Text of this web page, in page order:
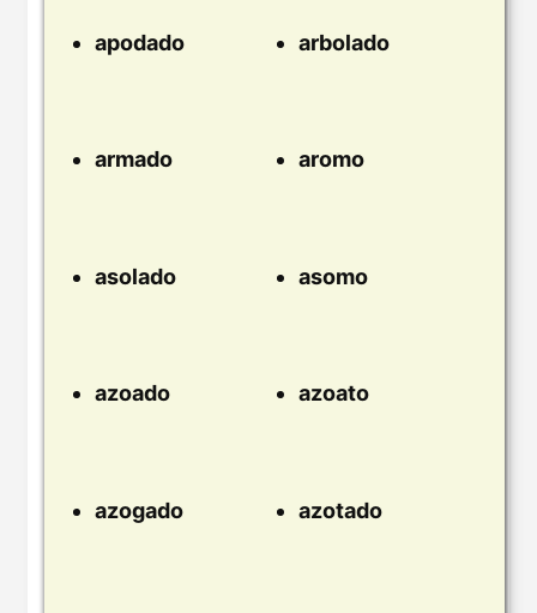
apodado arbolado
armado aromo
asolado asomo
azoado azoato
azogado azotado